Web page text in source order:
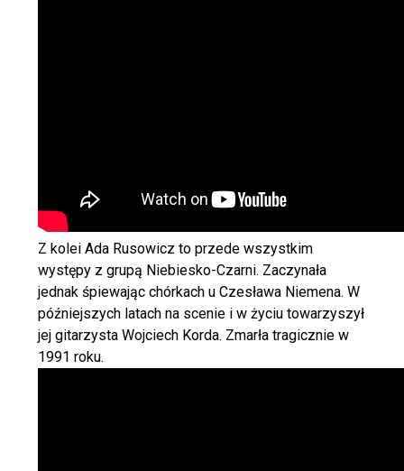
Z kolei Ada Rusowicz to przede wszystkim
występy z grupą Niebiesko-Czarni. Zaczynała
jednak śpiewając chórkach u Czesława Niemena. W
późniejszych latach na scenie i w życiu towarzyszył
jej gitarzysta Wojciech Korda. Zmarła tragicznie w
1991 roku.